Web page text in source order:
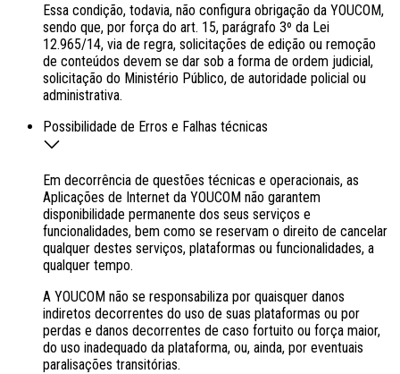
Essa condição, todavia, não configura obrigação da YOUCOM,
sendo que, por força do art. 15, parágrafo 3º da Lei
12.965/14, via de regra, solicitações de edição ou remoção
de conteúdos devem se dar sob a forma de ordem judicial,
solicitação do Ministério Público, de autoridade policial ou
administrativa.
Possibilidade de Erros e Falhas técnicas
Em decorrência de questões técnicas e operacionais, as
Aplicações de Internet da YOUCOM não garantem
disponibilidade permanente dos seus serviços e
funcionalidades, bem como se reservam o direito de cancelar
qualquer destes serviços, plataformas ou funcionalidades, a
qualquer tempo.
A YOUCOM não se responsabiliza por quaisquer danos
indiretos decorrentes do uso de suas plataformas ou por
perdas e danos decorrentes de caso fortuito ou força maior,
do uso inadequado da plataforma, ou, ainda, por eventuais
paralisações transitórias.